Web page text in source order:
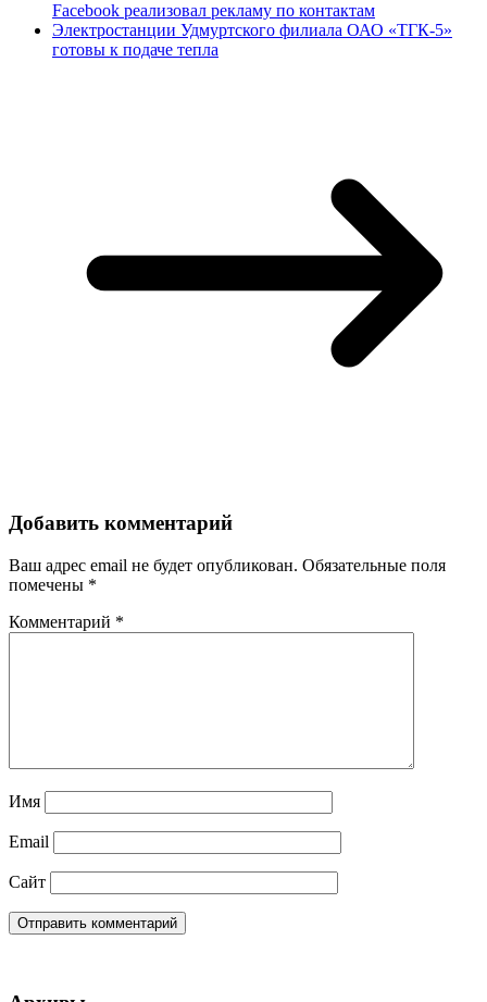
Facebook реализовал рекламу по контактам
Электростанции Удмуртского филиала ОАО «ТГК-5»
готовы к подаче тепла
Добавить комментарий
Ваш адрес email не будет опубликован. Обязательные поля
помечены *
Комментарий *
Имя
Email
Сайт